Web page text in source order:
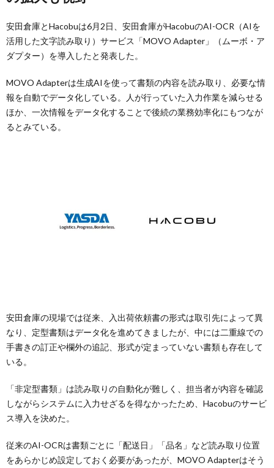
安田倉庫とHacobuは6月2日、安田倉庫がHacobuのAI-OCR（AIを
活用した文字読み取り）サービス「MOVO Adapter」（ムーボ・ア
ダプター）を導入したと発表した。
MOVO Adapterは生成AIを使って書類の内容を読み取り、必要な情
報を自動でデータ化している。人が行っていた入力作業を減らせる
ほか、一次情報をデータ化することで後続の業務効率化にもつなが
るとみている。
安田倉庫の現場では従来、入出荷依頼書の形式は取引先によって異
なり、定型書類はデータ化を進めてきましたが、中には二重線での
手書きの訂正や欄外の追記、形式が定まっていない書類も存在して
いる。
「非定型書類」は読み取りの自動化が難しく、担当者が内容を確認
しながらシステムに入力せざるを得なかったため、Hacobuのサービ
ス導入を決めた。
従来のAI-OCRは書類ごとに「配送日」「品名」など読み取り位置
をあらかじめ設定しておく必要があったが、MOVO Adapterはそう